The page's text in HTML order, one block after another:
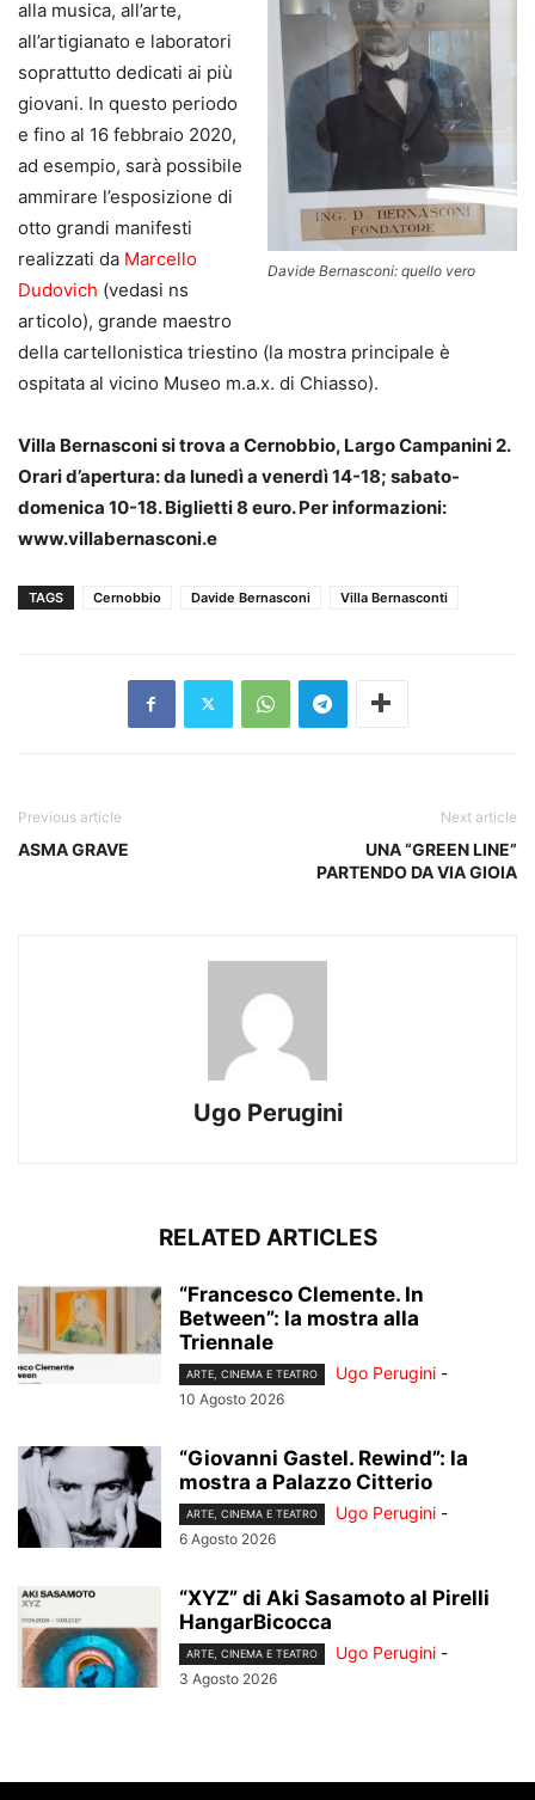
Davide Bernasconi: quello vero
alla musica, all’arte,
all’artigianato e laboratori
soprattutto dedicati ai più
giovani. In questo periodo
e fino al 16 febbraio 2020,
ad esempio, sarà possibile
ammirare l’esposizione di
otto grandi manifesti
realizzati da Marcello
Dudovich (vedasi ns
articolo), grande maestro
della cartellonistica triestino (la mostra principale è
ospitata al vicino Museo m.a.x. di Chiasso).
Villa Bernasconi si trova a Cernobbio, Largo Campanini 2.
Orari d’apertura: da lunedì a venerdì 14-18; sabato-
domenica 10-18. Biglietti 8 euro. Per informazioni:
www.villabernasconi.e
TAGS Cernobbio Davide Bernasconi Villa Bernasconti
Previous article
ASMA GRAVE
Next article
UNA “GREEN LINE”
PARTENDO DA VIA GIOIA
Ugo Perugini
RELATED ARTICLES
“Francesco Clemente. In
Between”: la mostra alla
Triennale
ARTE, CINEMA E TEATRO Ugo Perugini -
10 Agosto 2026
“Giovanni Gastel. Rewind”: la
mostra a Palazzo Citterio
ARTE, CINEMA E TEATRO Ugo Perugini -
6 Agosto 2026
“XYZ” di Aki Sasamoto al Pirelli
HangarBicocca
ARTE, CINEMA E TEATRO Ugo Perugini -
3 Agosto 2026